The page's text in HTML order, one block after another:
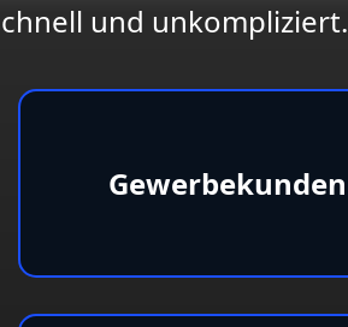
und unkompliziert.
Gewerbekunden